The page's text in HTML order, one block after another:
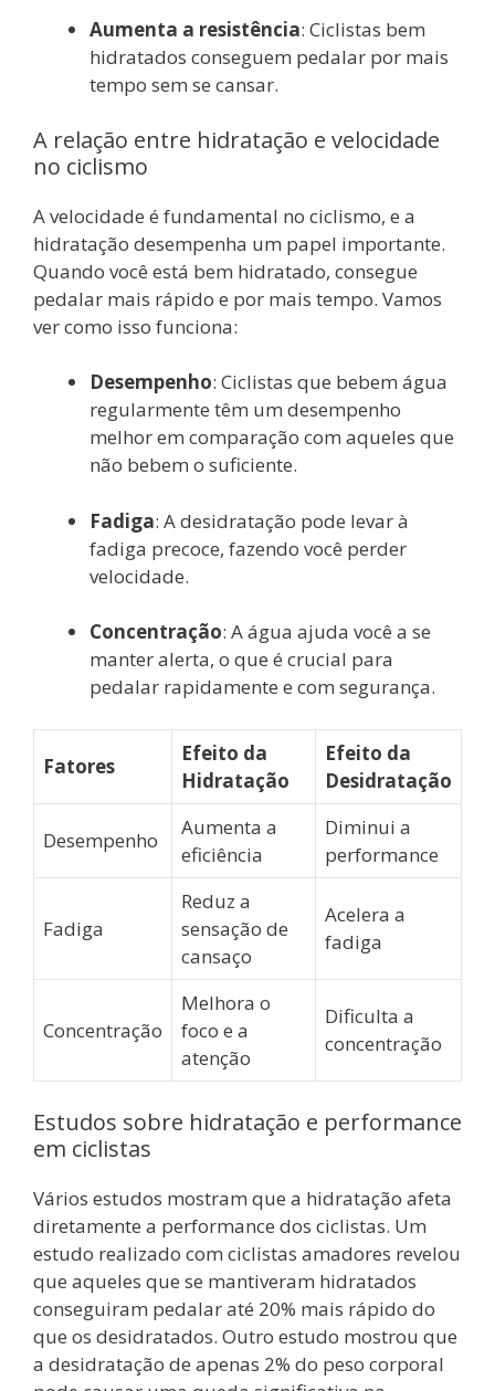
Aumenta a resistência: Ciclistas bem
hidratados conseguem pedalar por mais
tempo sem se cansar.
A relação entre hidratação e velocidade
no ciclismo
A velocidade é fundamental no ciclismo, e a
hidratação desempenha um papel importante.
Quando você está bem hidratado, consegue
pedalar mais rápido e por mais tempo. Vamos
ver como isso funciona:
Desempenho: Ciclistas que bebem água
regularmente têm um desempenho
melhor em comparação com aqueles que
não bebem o suficiente.
Fadiga: A desidratação pode levar à
fadiga precoce, fazendo você perder
velocidade.
Concentração: A água ajuda você a se
manter alerta, o que é crucial para
pedalar rapidamente e com segurança.
Fatores
Efeito da
Hidratação
Efeito da
Desidratação
Desempenho
Aumenta a
eficiência
Diminui a
performance
Fadiga
Reduz a
sensação de
cansaço
Acelera a
fadiga
Concentração
Melhora o
foco e a
atenção
Dificulta a
concentração
Estudos sobre hidratação e performance
em ciclistas
Vários estudos mostram que a hidratação afeta
diretamente a performance dos ciclistas. Um
estudo realizado com ciclistas amadores revelou
que aqueles que se mantiveram hidratados
conseguiram pedalar até 20% mais rápido do
que os desidratados. Outro estudo mostrou que
a desidratação de apenas 2% do peso corporal